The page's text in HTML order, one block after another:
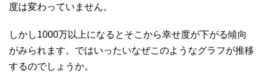
度は変わっていません。
しかし1000万以上になるとそこから幸せ度が下がる傾向
がみられます。ではいったいなぜこのようなグラフが推移
するのでしょうか。